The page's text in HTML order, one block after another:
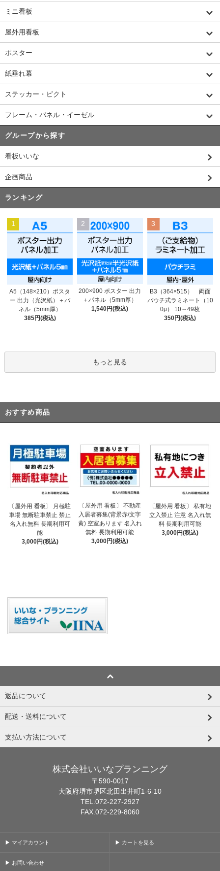
ミニ看板
屋外用看板
ポスター
紙垂れ幕
ステッカー・ピクト
フレーム・パネル・イーゼル
グループから探す
看板いいな
企画商品
ランキング
1
A5（148×210）ポスタ
ー 出力（光沢紙）＋パ
ネル（5mm厚）
385円(税込)
2
200×900 ポスター 出力
＋パネル（5mm厚）
1,540円(税込)
3
B3（364×515） 両面
パウチ式ラミネート（10
0μ） 10～49枚
350円(税込)
もっと見る
おすすめ商品
〔屋外用 看板〕 月極駐
車場 無断駐車禁止 禁止
名入れ無料 長期利用可
能
3,000円(税込)
〔屋外用 看板〕 不動産
入居者募集(背景赤/文字
黄) 空室あります 名入れ
無料 長期利用可能
3,000円(税込)
〔屋外用 看板〕 私有地
立入禁止 注意 名入れ無
料 長期利用可能
3,000円(税込)
返品について
配送・送料について
支払い方法について
株式会社いいなプランニング
〒590-0017
大阪府堺市堺区北田出井町1-6-10
TEL.072-227-2927
FAX.072-229-8060
▶ マイアカウント ▶ カートを見る
▶ お問い合わせ